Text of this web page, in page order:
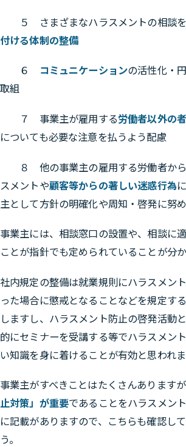
５ さまざまなハラスメントの相談を
付ける体制の整備
６ コミュニケーションの活性化・
取組
７ 事業主が雇用する労働者以外の
についても必要な注意を払うよう配慮
８ 他の事業主の雇用する労働者から
スメントや顧客等からの著しい迷惑行為
主として方針の明確化や周知・啓発に努
事業主には、相談窓口の設置や、相談に
ことが指針でも定められていることが分か
社内規定の整備は就業規則にハラスメン
った場合に懲戒となることなどを規定す
しますし、ハラスメント防止の啓発活動
的にセミナーを受講する等でハラスメン
い知識を身に着けることが有効と思われま
事業主がすべきことはたくさんありますが
止対策」が重要であることをハラスメン
に記載がありますので、こちらも確認し
う。